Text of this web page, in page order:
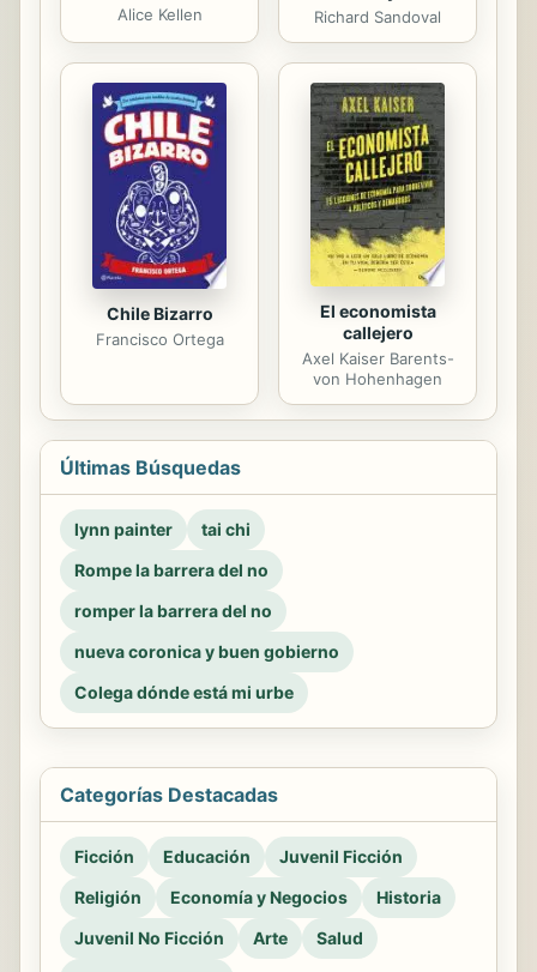
Alice Kellen Richard Sandoval
Chile Bizarro
Francisco Ortega
El economista
callejero
Axel Kaiser Barents-
von Hohenhagen
Últimas Búsquedas
lynn painter
tai chi
Rompe la barrera del no
romper la barrera del no
nueva coronica y buen gobierno
Colega dónde está mi urbe
Categorías Destacadas
Ficción Educación
Juvenil Ficción
Religión
Economía y Negocios
Historia
Juvenil No Ficción
Arte
Salud